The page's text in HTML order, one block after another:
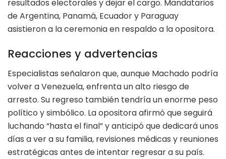
resultados electorales y dejar el cargo. Mandatarios
de Argentina, Panamá, Ecuador y Paraguay
asistieron a la ceremonia en respaldo a la opositora.
Reacciones y advertencias
Especialistas señalaron que, aunque Machado podría
volver a Venezuela, enfrenta un alto riesgo de
arresto. Su regreso también tendría un enorme peso
político y simbólico. La opositora afirmó que seguirá
luchando “hasta el final” y anticipó que dedicará unos
días a ver a su familia, revisiones médicas y reuniones
estratégicas antes de intentar regresar a su país.